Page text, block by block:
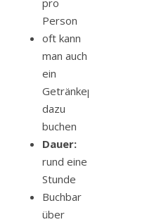
pro
Person
oft kann
man auch
ein
Getränkepaket
dazu
buchen
Dauer:
rund eine
Stunde
Buchbar
über